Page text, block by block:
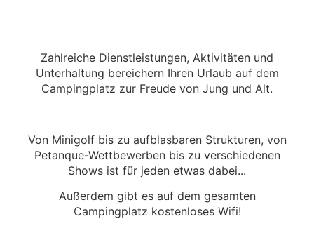
Zahlreiche Dienstleistungen, Aktivitäten und
Unterhaltung bereichern Ihren Urlaub auf dem
Campingplatz zur Freude von Jung und Alt.
Von Minigolf bis zu aufblasbaren Strukturen, von
Petanque-Wettbewerben bis zu verschiedenen
Shows ist für jeden etwas dabei...
Außerdem gibt es auf dem gesamten
Campingplatz kostenloses Wifi!